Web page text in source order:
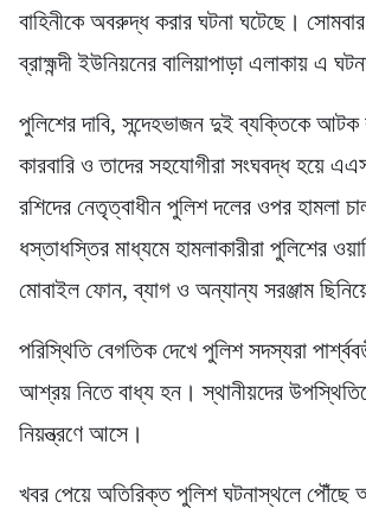
বাহিনীকে অবরুদ্ধ করার ঘটনা ঘটেছে।
ব্রাহ্মন্দী ইউনিয়নের বালিয়াপাড়া এলাকায় এ
পুলিশের দাবি, সন্দেহভাজন দুই ব্যক্তিকে
কারবারি ও তাদের সহযোগীরা সংঘবদ্ধ হয়ে
রশিদের নেতৃত্বাধীন পুলিশ দলের ওপর হামলা
ধস্তাধস্তির মাধ্যমে হামলাকারীরা পুলিশের
মোবাইল ফোন, ব্যাগ ও অন্যান্য সরঞ্জাম
পরিস্থিতি বেগতিক দেখে পুলিশ সদস্যরা
আশ্রয় নিতে বাধ্য হন। স্থানীয়দের
নিয়ন্ত্রণে আসে।
খবর পেয়ে অতিরিক্ত পুলিশ ঘটনাস্থলে পৌঁছে